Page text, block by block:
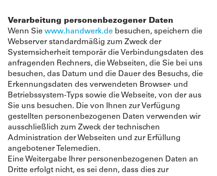
Verarbeitung personenbezogener Daten
Wenn Sie www.handwerk.de besuchen, speichern die
Webserver standardmäßig zum Zweck der
Systemsicherheit temporär die Verbindungsdaten des
anfragenden Rechners, die Webseiten, die Sie bei uns
besuchen, das Datum und die Dauer des Besuchs, die
Erkennungsdaten des verwendeten Browser- und
Betriebssystem-Typs sowie die Webseite, von der aus
Sie uns besuchen. Die von Ihnen zur Verfügung
gestellten personenbezogenen Daten verwenden wir
ausschließlich zum Zweck der technischen
Administration der Webseiten und zur Erfüllung
angebotener Telemedien.
Eine Weitergabe Ihrer personenbezogenen Daten an
Dritte erfolgt nicht, es sei denn, dass dies zur